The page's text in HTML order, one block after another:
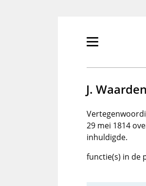
Primair
tonen/
J.
29 mei 1814
inhuldigde.
functie(s) in de